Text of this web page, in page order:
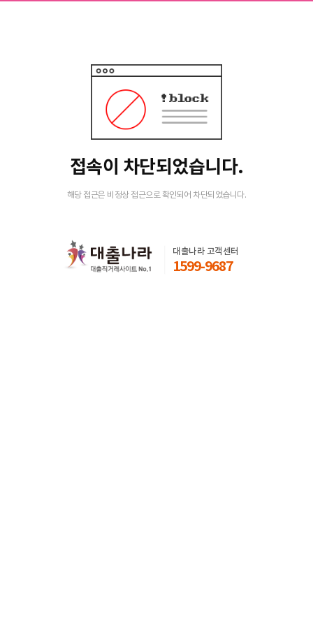
접속이 차단되었습니다.
해당 접근은 비정상 접근으로 확인되어 차단되었습니다.
대출나라 고객센터
1599-9687